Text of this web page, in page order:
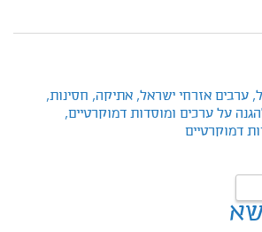
ערבים אזרחי ישראל, אתיקה, חסינות,
על ערכים ומוסדות דמוקרטיים,
דמוקרטיים